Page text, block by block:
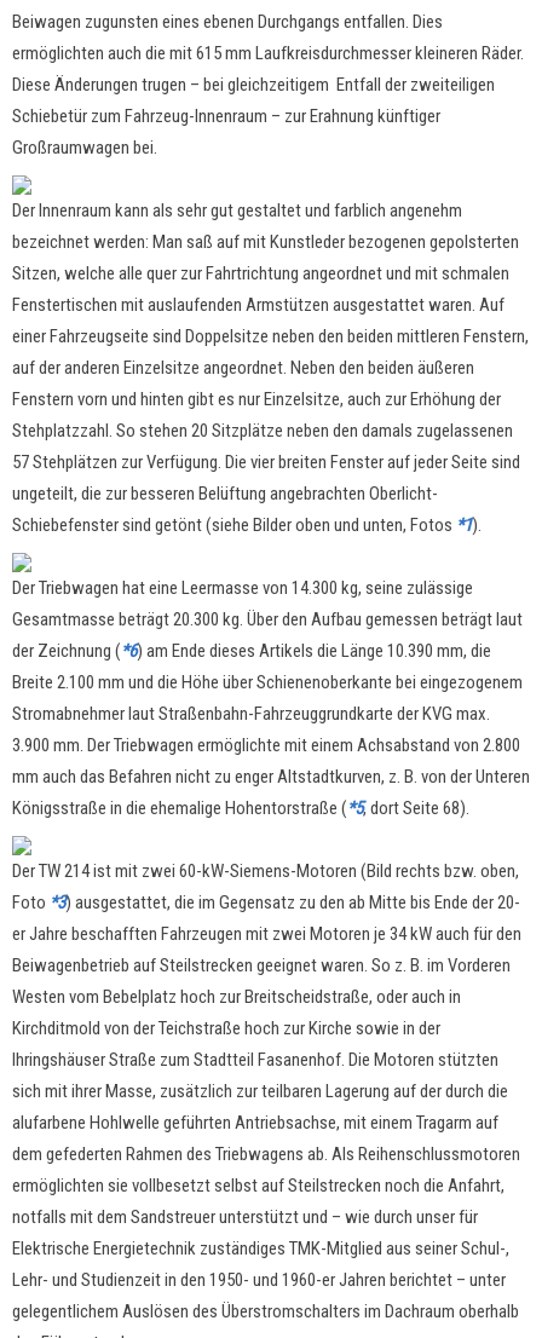
Beiwagen zugunsten eines ebenen Durchgangs entfallen. Dies
ermöglichten auch die mit 615 mm Laufkreisdurchmesser kleineren Räder.
Diese Änderungen trugen – bei gleichzeitigem Entfall der zweiteiligen
Schiebetür zum Fahrzeug-Innenraum – zur Erahnung künftiger
Großraumwagen bei.
Der Innenraum kann als sehr gut gestaltet und farblich angenehm
bezeichnet werden: Man saß auf mit Kunstleder bezogenen gepolsterten
Sitzen, welche alle quer zur Fahrtrichtung angeordnet und mit schmalen
Fenstertischen mit auslaufenden Armstützen ausgestattet waren. Auf
einer Fahrzeugseite sind Doppelsitze neben den beiden mittleren Fenstern,
auf der anderen Einzelsitze angeordnet. Neben den beiden äußeren
Fenstern vorn und hinten gibt es nur Einzelsitze, auch zur Erhöhung der
Stehplatzzahl. So stehen 20 Sitzplätze neben den damals zugelassenen
57 Stehplätzen zur Verfügung. Die vier breiten Fenster auf jeder Seite sind
ungeteilt, die zur besseren Belüftung angebrachten Oberlicht-
Schiebefenster sind getönt (siehe Bilder oben und unten, Fotos *1).
Der Triebwagen hat eine Leermasse von 14.300 kg, seine zulässige
Gesamtmasse beträgt 20.300 kg. Über den Aufbau gemessen beträgt laut
der Zeichnung (*6) am Ende dieses Artikels die Länge 10.390 mm, die
Breite 2.100 mm und die Höhe über Schienenoberkante bei eingezogenem
Stromabnehmer laut Straßenbahn-Fahrzeuggrundkarte der KVG max.
3.900 mm. Der Triebwagen ermöglichte mit einem Achsabstand von 2.800
mm auch das Befahren nicht zu enger Altstadtkurven, z. B. von der Unteren
Königsstraße in die ehemalige Hohentorstraße (*5, dort Seite 68).
Der TW 214 ist mit zwei 60-kW-Siemens-Motoren (Bild rechts bzw. oben,
Foto *3) ausgestattet, die im Gegensatz zu den ab Mitte bis Ende der 20-
er Jahre beschafften Fahrzeugen mit zwei Motoren je 34 kW auch für den
Beiwagenbetrieb auf Steilstrecken geeignet waren. So z. B. im Vorderen
Westen vom Bebelplatz hoch zur Breitscheidstraße, oder auch in
Kirchditmold von der Teichstraße hoch zur Kirche sowie in der
Ihringshäuser Straße zum Stadtteil Fasanenhof. Die Motoren stützten
sich mit ihrer Masse, zusätzlich zur teilbaren Lagerung auf der durch die
alufarbene Hohlwelle geführten Antriebsachse, mit einem Tragarm auf
dem gefederten Rahmen des Triebwagens ab. Als Reihenschlussmotoren
ermöglichten sie vollbesetzt selbst auf Steilstrecken noch die Anfahrt,
notfalls mit dem Sandstreuer unterstützt und – wie durch unser für
Elektrische Energietechnik zuständiges TMK-Mitglied aus seiner Schul-,
Lehr- und Studienzeit in den 1950- und 1960-er Jahren berichtet – unter
gelegentlichem Auslösen des Überstromschalters im Dachraum oberhalb